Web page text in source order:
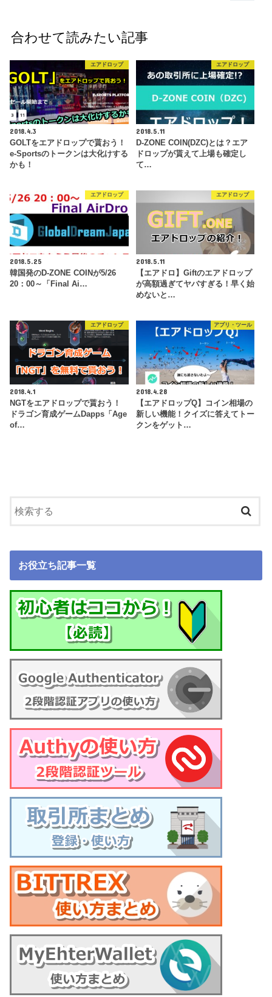
合わせて読みたい記事
エアドロップ
2018.4.3
GOLTをエアドロップで貰おう！
e-Sportsのトークンは大化けする
かも！
エアドロップ
2018.5.11
D-ZONE COIN(DZC)とは？エア
ドロップが貰えて上場も確定し
て…
エアドロップ
2018.5.25
韓国発のD-ZONE COINが5/26
20：00～「Final Ai…
エアドロップ
2018.5.11
【エアドロ】Giftのエアドロップ
が高額過ぎてヤバすぎる！早く始
めないと…
エアドロップ
2018.4.1
NGTをエアドロップで貰おう！
ドラゴン育成ゲームDapps「Age
of…
アプリ・ツール
2018.4.28
【エアドロップQ】コイン相場の
新しい機能！クイズに答えてトー
クンをゲット…
お役立ち記事一覧